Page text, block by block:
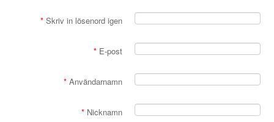
* Skriv in lösenord igen
* E-post
* Användarnamn
* Nicknamn